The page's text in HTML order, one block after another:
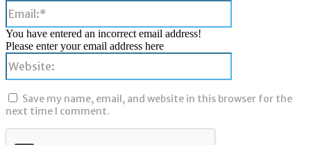
You have entered an incorrect email address!
Please enter your email address here
Save my name, email, and website in this browser for the
next time I comment.